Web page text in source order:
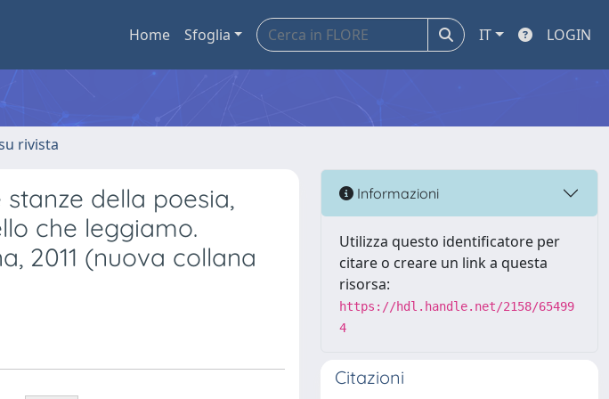
Home Sfoglia IT LOGIN
rivista
della poesia,
che leggiamo.
2011 (nuova collana
Informazioni
Utilizza questo identificatore per
citare o creare un link a questa
risorsa:
https://hdl.handle.net/2158/65499
4
Citazioni